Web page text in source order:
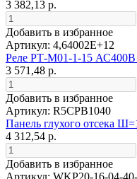
3 382,13 р.
Добавить в избранное
Артикул: 4,64002E+12
Реле РТ-М01-1-15
3 571,48 р.
Добавить в избранное
Артикул: R5CPB1040
Панель глухого отсека
4 312,54 р.
Добавить в избранное
Артикул: WKP20-16-04-